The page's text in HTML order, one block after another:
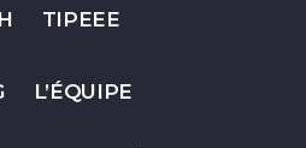
TIPEEE
L’ÉQUIPE